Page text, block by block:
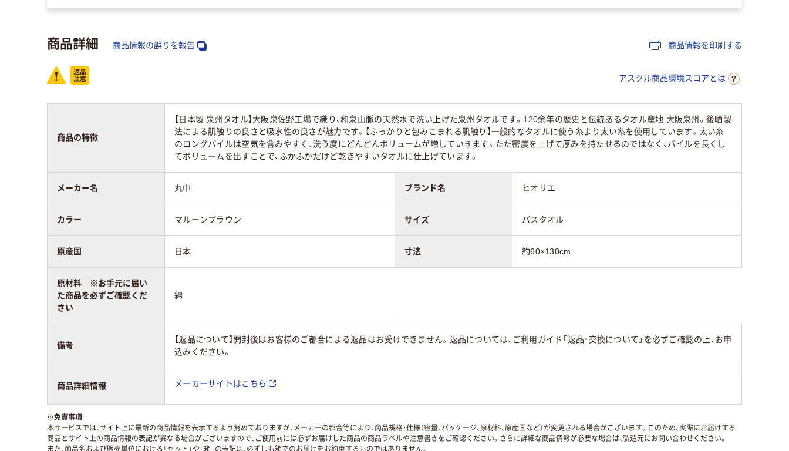
商品詳細 商品情報の誤りを報告 商品情報を印刷する
アスクル商品環境スコアとは
商品の特徴
【日本製 泉州タオル】大阪泉佐野工場で織り、和泉山脈の天然水で洗い上げた泉州タオルです。120余年の歴史と伝統あるタオル産地 大阪泉州。後晒製
法による肌触りの良さと吸水性の良さが魅力です。【ふっかりと包みこまれる肌触り】一般的なタオルに使う糸より太い糸を使用しています。太い糸
のロングパイルは空気を含みやすく、洗う度にどんどんボリュームが増していきます。ただ密度を上げて厚みを持たせるのではなく、パイルを長くし
てボリュームを出すことで、ふかふかだけど乾きやすいタオルに仕上げています。
メーカー名 丸中 ブランド名 ヒオリエ
カラー マルーンブラウン サイズ バスタオル
原産国 日本 寸法 約60×130cm
原材料 ※お手元に届い
た商品を必ずご確認くだ
さい
綿
備考
【返品について】開封後はお客様のご都合による返品はお受けできません。返品については、ご利用ガイド「返品・交換について」を必ずご確認の上、お申
込みください。
商品詳細情報 メーカーサイトはこちら
※免責事項
本サービスでは、サイト上に最新の商品情報を表示するよう努めておりますが、メーカーの都合等により、商品規格・仕様（容量、パッケージ、原材料、原産国など）が変更される場合がございます。このため、実際にお届けする
商品とサイト上の商品情報の表記が異なる場合がございますので、ご使用前には必ずお届けした商品の商品ラベルや注意書きをご確認ください。さらに詳細な商品情報が必要な場合は、製造元にお問い合わせください。
また、商品名および販売単位における「セット」や「箱」の表記は、必ずしも箱でのお届けをお約束するものではありません。